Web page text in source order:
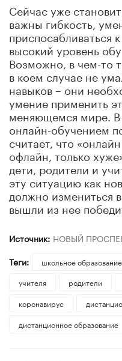
Сейчас уже
важны гибкость,
приспосабливаться
высокий уровень
Возможно, в чем-то
в коем случае не
навыков – они
умение применить
меняющемся мире. В
онлайн-обучением
считает, что
офлайн, только
дети, родители и
эту ситуацию как
должно измениться
вышли из нее
Источник: НОВЫЙ
Теги:
школьное образование
учителя
родители
коронавирус
дистанционное образование